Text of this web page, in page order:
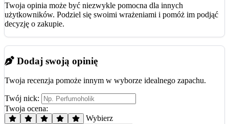
Twoja opinia może być niezwykle pomocna dla innych
użytkowników. Podziel się swoimi wrażeniami i pomóż im podjąć
decyzję o zakupie.
Dodaj swoją opinię
Twoja recenzja pomoże innym w wyborze idealnego zapachu.
Twój nick:
Twoja ocena:
Wybierz